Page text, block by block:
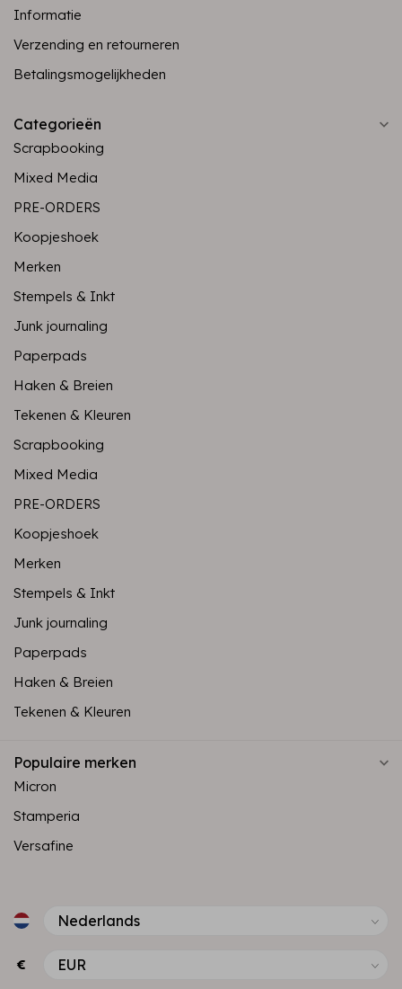
Informatie
Verzending en retourneren
Betalingsmogelijkheden
Categorieën
Scrapbooking
Mixed Media
PRE-ORDERS
Koopjeshoek
Merken
Stempels & Inkt
Junk journaling
Paperpads
Haken & Breien
Tekenen & Kleuren
Scrapbooking
Mixed Media
PRE-ORDERS
Koopjeshoek
Merken
Stempels & Inkt
Junk journaling
Paperpads
Haken & Breien
Tekenen & Kleuren
Populaire merken
Micron
Stamperia
Versafine
€